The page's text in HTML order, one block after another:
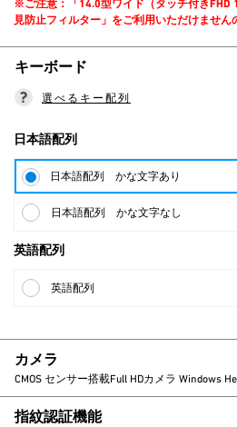
※ご注意：「14.0型ワイド（タッチ付きFHD
見防止フィルター」をご利用いただけません
キーボード
選べるキー配列
日本語配列
日本語配列 かな文字あり
日本語配列 かな文字なし
英語配列
英語配列
カメラ
CMOS センサー搭載Full HDカメラ Windows
指紋認証機能